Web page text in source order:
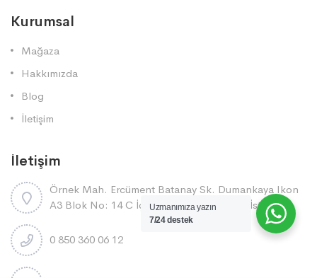
Kurumsal
Mağaza
Hakkımızda
Blog
İletişim
İletişim
Örnek Mah. Ercüment Batanay Sk. Dumankaya Ikon
A3 Blok No: 14 C İç Kapi No: 9 Ataşehi̇r/ İstanbul
0 850 360 06 12
Uzmanımıza yazın
7/24 destek